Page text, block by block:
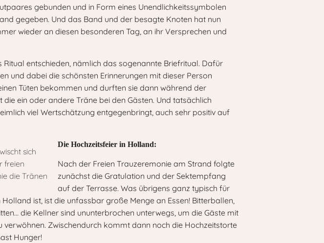
gebunden und in Form eines Unendlichkeitssymbolen
gegeben. Und das Band und der besagte Knoten hat nun
wieder an diesen besonderen Tag, an ihr Versprechen und
entschieden, nämlich das sogenannte Briefritual. Dafür
und dabei die schönsten Erinnerungen mit dieser Person
Tüten bekommen und durften sie dann während der
ein oder andere Träne bei den Gästen. Und tatsächlich
viel Wertschätzung entgegenbringt, auch sehr positiv auf
Die Hochzeitsfeier in Holland:
Nach der Freien Trauzeremonie am Strand folgte
zunächst die Gratulation und der Sektempfang
auf der Terrasse. Was übrigens ganz typisch für
Holland ist, ist die unfassbar große Menge an Essen! Bitterballen,
die Kellner sind ununterbrochen unterwegs, um die Gäste mit
Zwischendurch kommt dann noch die Hochzeitstorte
Hunger!